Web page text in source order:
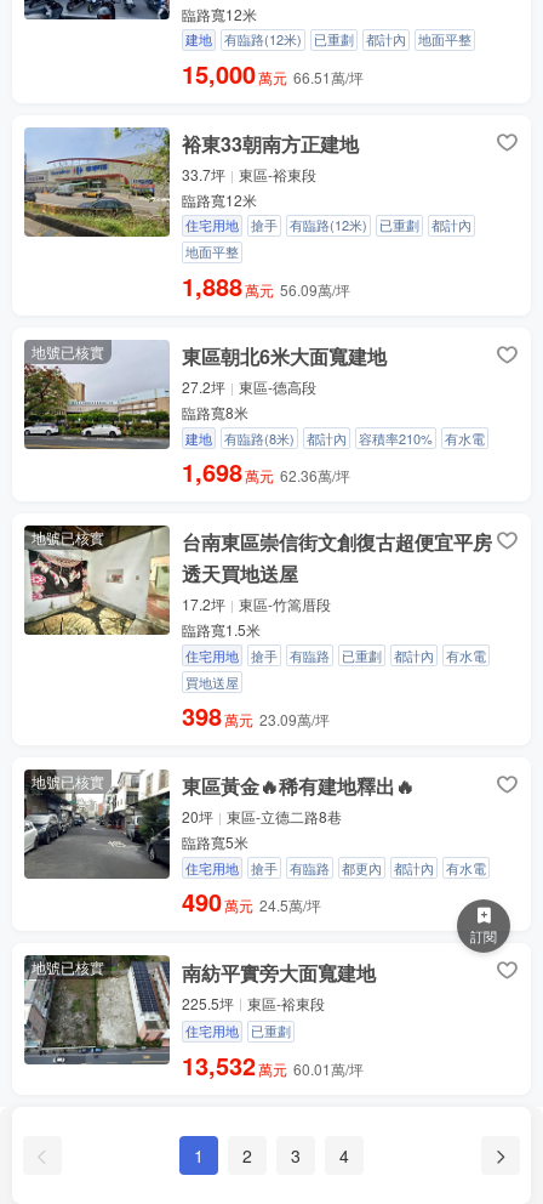
臨路寬12米
建地 有臨路(12米) 已重劃 都計內 地面平整
15,000萬元 66.51萬/坪
裕東33朝南方正建地
33.7坪
東區-裕東段
臨路寬12米
住宅用地 搶手 有臨路(12米) 已重劃
都計內
地面平整
1,888萬元 56.09萬/坪
地號已核實 東區朝北6米大面寬建地
27.2坪
東區-德高段
臨路寬8米
建地 有臨路(8米) 都計內 容積率210% 有水電
1,698萬元 62.36萬/坪
地號已核實
台南東區崇信街文創復古超便宜平房
透天買地送屋
17.2坪
東區-竹篙厝段
臨路寬1.5米
住宅用地 搶手 有臨路 已重劃 都計內
有水電
買地送屋
398萬元 23.09萬/坪
地號已核實 東區黃金🔥稀有建地釋出🔥
20坪
東區-立德二路8巷
臨路寬5米
住宅用地 搶手 有臨路 都更內 都計內 有水電
490萬元 24.5萬/坪
地號已核實 南紡平實旁大面寬建地
225.5坪 東區-裕東段
住宅用地 已重劃
13,532萬元 60.01萬/坪
1 2 3 4
訂閱